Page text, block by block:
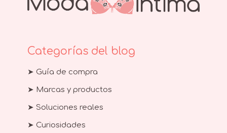
Categorías del blog
➤ Guía de compra
➤ Marcas y productos
➤ Soluciones reales
➤ Curiosidades